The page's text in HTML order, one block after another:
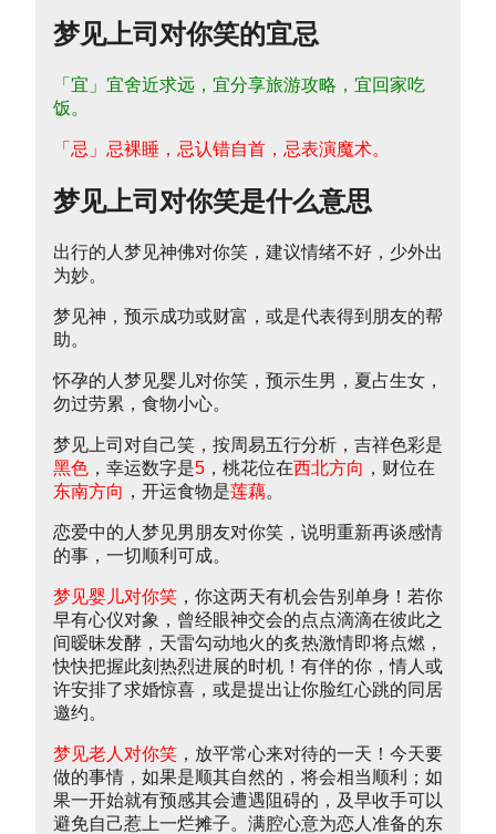
梦见上司对你笑的宜忌
「宜」宜舍近求远，宜分享旅游攻略，宜回家吃
饭。
「忌」忌裸睡，忌认错自首，忌表演魔术。
梦见上司对你笑是什么意思
出行的人梦见神佛对你笑，建议情绪不好，少外出
为妙。
梦见神，预示成功或财富，或是代表得到朋友的帮
助。
怀孕的人梦见婴儿对你笑，预示生男，夏占生女，
勿过劳累，食物小心。
梦见上司对自己笑，按周易五行分析，吉祥色彩是
黑色 ，幸运数字是5 ，桃花位在西北方向 ，财位在
东南方向 ，开运食物是莲藕。
恋爱中的人梦见男朋友对你笑，说明重新再谈感情
的事，一切顺利可成。
梦见婴儿对你笑 ，你这两天有机会告别单身！若你
早有心仪对象，曾经眼神交会的点点滴滴在彼此之
间暧昧发酵，天雷勾动地火的炙热激情即将点燃，
快快把握此刻热烈进展的时机！有伴的你，情人或
许安排了求婚惊喜，或是提出让你脸红心跳的同居
邀约。
梦见老人对你笑 ，放平常心来对待的一天！今天要
做的事情，如果是顺其自然的，将会相当顺利；如
果一开始就有预感其会遭遇阻碍的，及早收手可以
避免自己惹上一烂摊子。满腔心意为恋人准备的东